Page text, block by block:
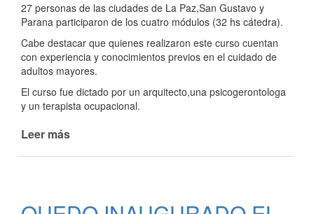
27 personas de las ciudades de La Paz,San Gustavo y
Parana participaron de los cuatro módulos (32 hs cátedra).
Cabe destacar que quienes realizaron este curso cuentan
con experiencia y conocimientos previos en el cuidado de
adultos mayores.
El curso fue dictado por un arquitecto,una psicogerontologa
y un terapista ocupacional.
Leer más